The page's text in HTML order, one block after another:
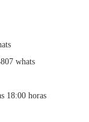
whats
18:00 horas